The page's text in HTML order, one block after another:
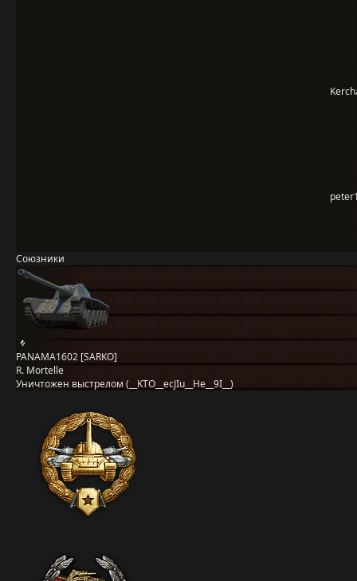
Союзники
PANAMA1602 [SARKO]
R. Mortelle
Уничтожен выстрелом (__KTO__ecJIu__He__9I__)